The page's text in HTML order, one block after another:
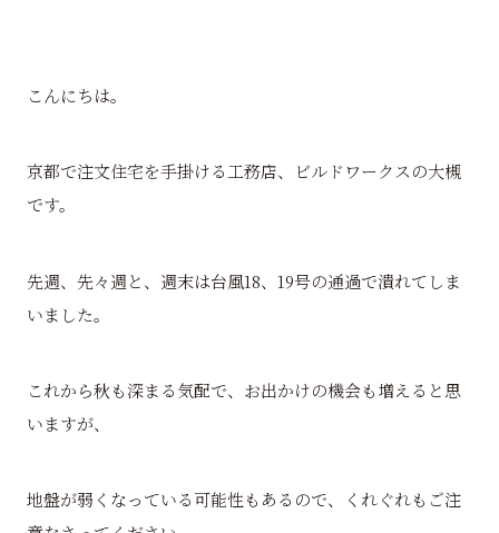
こんにちは。
京都で注文住宅を手掛ける工務店、ビルドワークスの大槻
です。
先週、先々週と、週末は台風18、19号の通過で潰れてしま
いました。
これから秋も深まる気配で、お出かけの機会も増えると思
いますが、
地盤が弱くなっている可能性もあるので、くれぐれもご注